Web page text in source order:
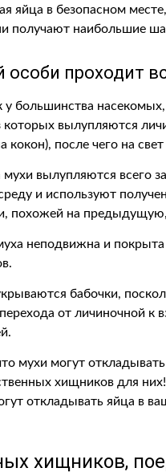
в безопасном
получают наибольшие
особи проходит
большинства
вылупляются
после чего на
вылупляются всего
и используют
похожей на
неподвижна и
бабочки,
от личиночной к
мухи могут
хищников для
откладывать яйца в
хищников,